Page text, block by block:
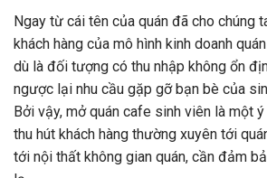
Ngay từ cái tên của quán đã cho chúng
khách hàng của mô hình kinh doanh
dù là đối tượng có thu nhập không ổn
ngược lại nhu cầu gặp gỡ bạn bè của
Bởi vậy, mở quán cafe sinh viên là một
thu hút khách hàng thường xuyên tới
tới nội thất không gian quán, cần đảm